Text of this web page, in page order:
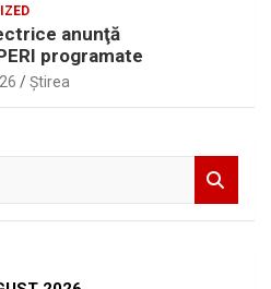
anunţă
programate
Ştirea